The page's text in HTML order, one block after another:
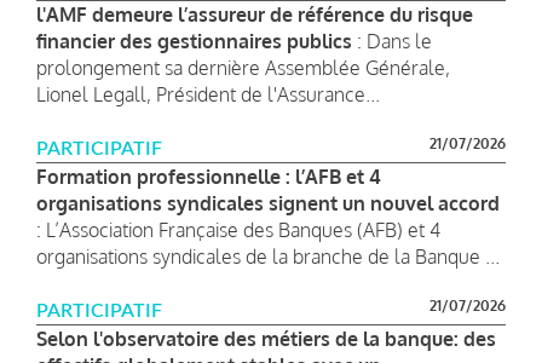
l'AMF demeure l’assureur de référence du risque
financier des gestionnaires publics : Dans le
prolongement sa dernière Assemblée Générale,
Lionel Legall, Président de l'Assurance...
PARTICIPATIF 21/07/2026
Formation professionnelle : l’AFB et 4
organisations syndicales signent un nouvel accord
: L’Association Française des Banques (AFB) et 4
organisations syndicales de la branche de la Banque ...
PARTICIPATIF 21/07/2026
Selon l'observatoire des métiers de la banque: des